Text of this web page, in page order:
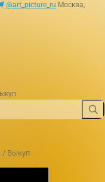
@art_picture_ru Москва,
/ Выкуп